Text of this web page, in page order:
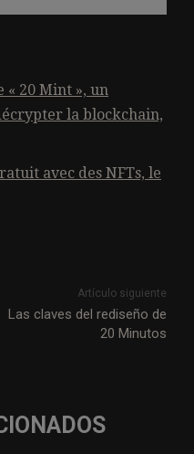
« 20 Mint », un
la blockchain,
avec des NFTs, le
Artículo siguiente
Las claves del rediseño de
20 Minutos